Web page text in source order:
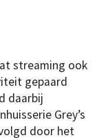
streaming ook
gepaard
daarbij
Grey’s
door het